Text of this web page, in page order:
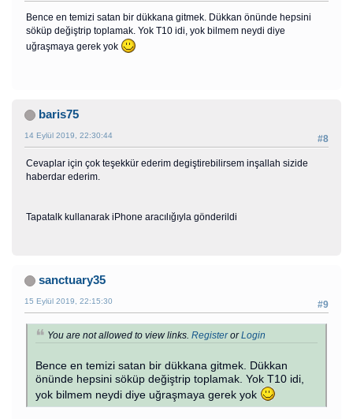
Bence en temizi satan bir dükkana gitmek. Dükkan önünde hepsini
söküp değiştrip toplamak. Yok T10 idi, yok bilmem neydi diye
uğraşmaya gerek yok
baris75
#8
14 Eylül 2019, 22:30:44
Cevaplar için çok teşekkür ederim degiştirebilirsem inşallah sizide
haberdar ederim.
Tapatalk kullanarak iPhone aracılığıyla gönderildi
sanctuary35
#9
15 Eylül 2019, 22:15:30
You are not allowed to view links. RegisterorLogin
Bence en temizi satan bir dükkana gitmek. Dükkan
önünde hepsini söküp değiştrip toplamak. Yok T10 idi,
yok bilmem neydi diye uğraşmaya gerek yok